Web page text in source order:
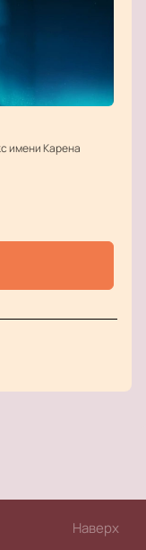
имени Карена
Наверх